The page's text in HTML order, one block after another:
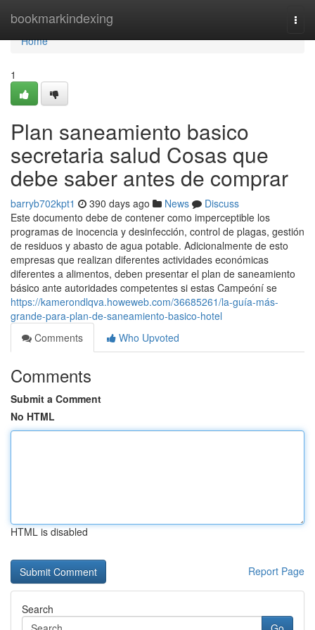
bookmarkindexing
Home
Home
1
Plan saneamiento basico
secretaria salud Cosas que
debe saber antes de comprar
barryb702kpt1 390 days ago News
Discuss
Este documento debe de contener como imperceptible los
programas de inocencia y desinfección, control de plagas, gestión
de residuos y abasto de agua potable. Adicionalmente de esto
empresas que realizan diferentes actividades económicas
diferentes a alimentos, deben presentar el plan de saneamiento
básico ante autoridades competentes si estas Campeóní se
https://kamerondlqva.howeweb.com/36685261/la-guía-más-
grande-para-plan-de-saneamiento-basico-hotel
Comments
Who Upvoted
Comments
Submit a Comment
No HTML
HTML is disabled
Report Page
Search